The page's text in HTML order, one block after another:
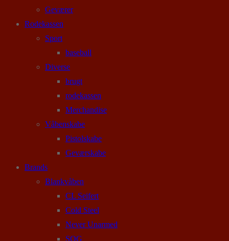
Geværer
Rodekassen
Sport
baseball
Diverse
brugt
rodekassen
Merchandise
Våbenskabe
Pistolskabe
Geværskabe
Brands
Blankvåben
CL Seifert
Cold Steel
Never Unarmed
SOG